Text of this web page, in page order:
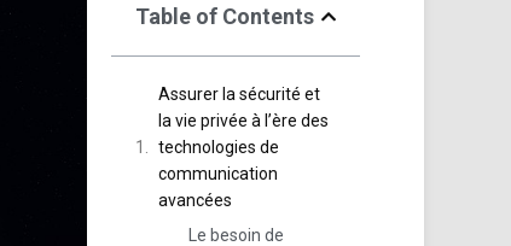
Table of Contents
Assurer la sécurité et
la vie privée à l’ère des
technologies de
communication
avancées
Le besoin de